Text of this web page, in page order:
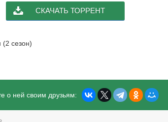
СКАЧАТЬ ТОРРЕНТ
(2 сезон)
о ней своим друзьям: